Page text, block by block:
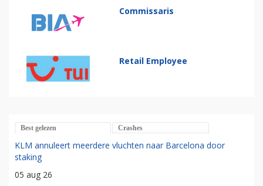
Commissaris
Retail Employee
Best gelezen Crashes
KLM annuleert meerdere vluchten naar Barcelona door
staking
05 aug 26